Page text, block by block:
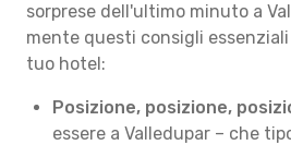
sorprese dell'ultimo minuto a
mente questi consigli
tuo hotel:
Posizione, posizione,
essere a Valledupar – che